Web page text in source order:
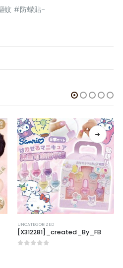
蚊 #防蠓貼-
UNCATEGORIZED
[X312281]_created_By_FB